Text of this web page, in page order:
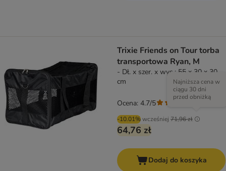
Trixie Friends on Tour torba
transportowa Ryan, M
- Dł. x szer. x wys.: 55 x 30 x 30
cm
-10.01%wcześniej 71,96 zł
Najniższa cena w
ciągu 30 dni
przed obniżką
64,76 zł
Ocena: 4.7/5
Dodaj do koszyka